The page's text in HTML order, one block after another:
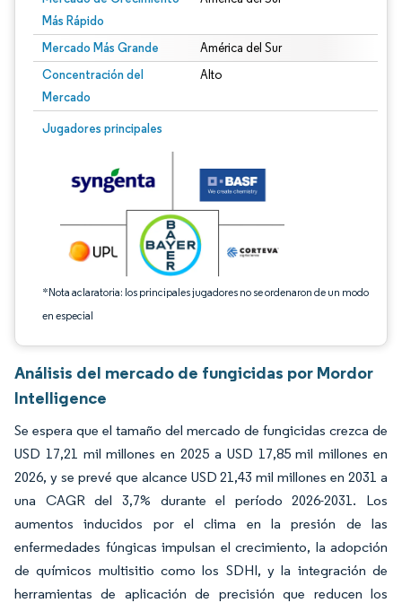
Más Rápido
Mercado Más Grande América del Sur
Concentración del
Mercado
Alto
Jugadores principales
*Nota aclaratoria: los principales jugadores no se ordenaron de un modo
en especial
Imagen © Mordor Intelligence. El uso requiere atribución según CC BY 4.0.
Análisis del mercado de fungicidas por Mordor
Intelligence
Se espera que el tamaño del mercado de fungicidas crezca de
USD 17,21 mil millones en 2025 a USD 17,85 mil millones en
2026, y se prevé que alcance USD 21,43 mil millones en 2031 a
una CAGR del 3,7% durante el período 2026-2031. Los
aumentos inducidos por el clima en la presión de las
enfermedades fúngicas impulsan el crecimiento, la adopción
de químicos multisitio como los SDHI, y la integración de
herramientas de aplicación de precisión que reducen los